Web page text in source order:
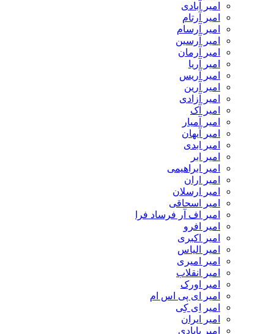
امیر آبادی
امیر آرتام
امیر آرسام
امیر آرسین
امیر آرمان
امیر آریا
امیر آریس
امیر آرین
امیر آزادی
امیر آک
امیر آمیار
امیر آیهان
امیر ابدی
امیر ابر
امیر ابراهیمی
امیر اران
امیر ارسلان
امیر اسحاقی
امیر اف آر فرساد فرا
امیر افرو
امیر اکبری
امیر الیاس
امیر امیری
امیر انقلاب
امیر اورک
امیر ای پی اس ام
امیر اِی کِی
امیر ایران
امیر بابادی